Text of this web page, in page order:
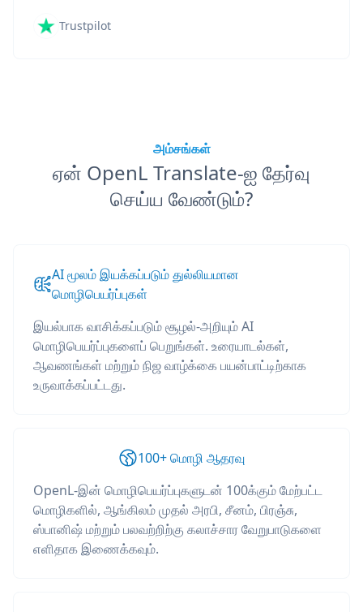
Trustpilot
அம்சங்கள்
ஏன் OpenL Translate-ஐ தேர்வு
செய்ய வேண்டும்?
AI மூலம் இயக்கப்படும் துல்லியமான
மொழிபெயர்ப்புகள்
இயல்பாக வாசிக்கப்படும் சூழல்-அறியும் AI
மொழிபெயர்ப்புகளைப் பெறுங்கள். உரையாடல்கள்,
ஆவணங்கள் மற்றும் நிஜ வாழ்க்கை பயன்பாட்டிற்காக
உருவாக்கப்பட்டது.
100+ மொழி ஆதரவு
OpenL-இன் மொழிபெயர்ப்புகளுடன் 100க்கும் மேற்பட்ட
மொழிகளில், ஆங்கிலம் முதல் அரபி, சீனம், பிரஞ்சு,
ஸ்பானிஷ் மற்றும் பலவற்றிற்கு கலாச்சார வேறுபாடுகளை
எளிதாக இணைக்கவும்.